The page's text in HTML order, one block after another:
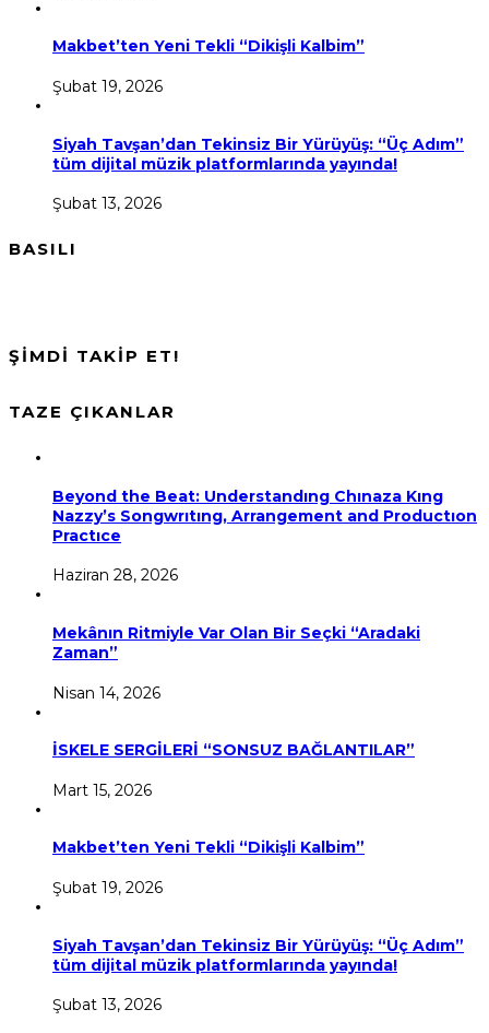
Makbet’ten Yeni Tekli “Dikişli Kalbim”
Şubat 19, 2026
Siyah Tavşan’dan Tekinsiz Bir Yürüyüş: “Üç Adım”
tüm dijital müzik platformlarında yayında!
Şubat 13, 2026
BASILI
ŞİMDİ TAKİP ET!
TAZE ÇIKANLAR
Beyond the Beat: Understandıng Chınaza Kıng
Nazzy’s Songwrıtıng, Arrangement and Productıon
Practıce
Haziran 28, 2026
Mekânın Ritmiyle Var Olan Bir Seçki “Aradaki
Zaman”
Nisan 14, 2026
İSKELE SERGİLERİ “SONSUZ BAĞLANTILAR”
Mart 15, 2026
Makbet’ten Yeni Tekli “Dikişli Kalbim”
Şubat 19, 2026
Siyah Tavşan’dan Tekinsiz Bir Yürüyüş: “Üç Adım”
tüm dijital müzik platformlarında yayında!
Şubat 13, 2026